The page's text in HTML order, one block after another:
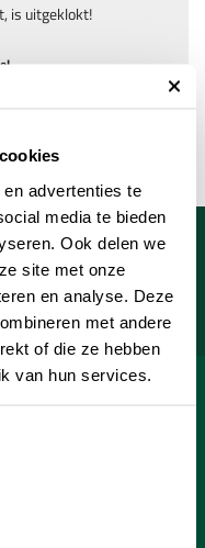
advertenties te
media te bieden
Ook delen we
site met onze
en analyse. Deze
met andere
of die ze hebben
van hun services.
is uitgeklokt!
nieuwsbrief